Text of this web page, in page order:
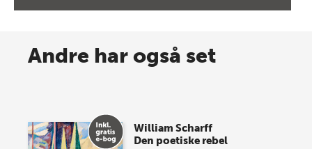
Spar op til 70% til sommer-
store sommer-lagersalg, så sæt kryds i kalenderen
onsdag den 10. j…
Andre har også set
William Scharff
Den poetiske rebel